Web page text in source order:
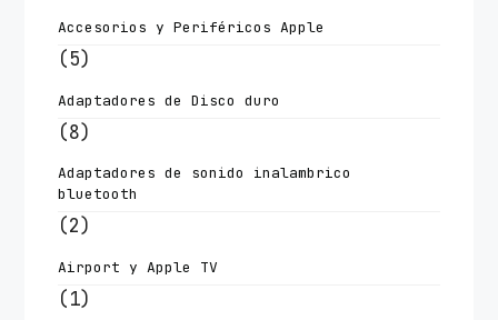
Accesorios y Periféricos Apple
(5)
Adaptadores de Disco duro
(8)
Adaptadores de sonido inalambrico
bluetooth
(2)
Airport y Apple TV
(1)